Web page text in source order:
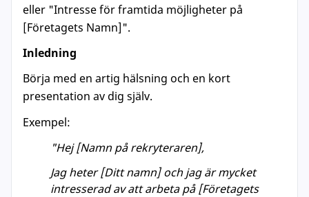
eller "Intresse för framtida möjligheter på
[Företagets Namn]".
Inledning
Börja med en artig hälsning och en kort
presentation av dig själv.
Exempel:
"Hej [Namn på rekryteraren],
Jag heter [Ditt namn] och jag är mycket
intresserad av att arbeta på [Företagets